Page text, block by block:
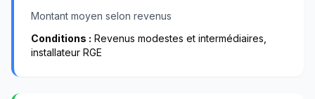
Montant moyen selon revenus
Conditions : Revenus modestes et intermédiaires,
installateur RGE